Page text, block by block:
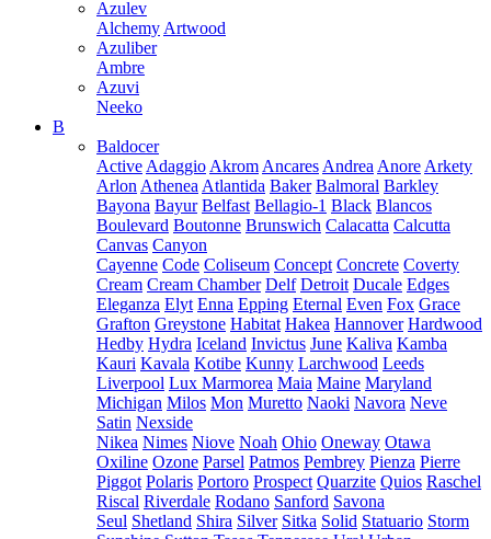
Azulev
Alchemy Artwood
Azuliber
Ambre
Azuvi
Neeko
B
Baldocer
Active Adaggio Akrom Ancares Andrea Anore Arkety
Arlon Athenea Atlantida Baker Balmoral Barkley
Bayona Bayur Belfast Bellagio-1 Black Blancos
Boulevard Boutonne Brunswich Calacatta Calcutta
Canvas Canyon
Cayenne Code Coliseum Concept Concrete Coverty
Cream Cream Chamber Delf Detroit Ducale Edges
Eleganza Elyt Enna Epping Eternal Even Fox Grace
Grafton Greystone Habitat Hakea Hannover Hardwood
Hedby Hydra Iceland Invictus June Kaliva Kamba
Kauri Kavala Kotibe Kunny Larchwood Leeds
Liverpool Lux Marmorea Maia Maine Maryland
Michigan Milos Mon Muretto Naoki Navora Neve
Satin Nexside
Nikea Nimes Niove Noah Ohio Oneway Otawa
Oxiline Ozone Parsel Patmos Pembrey Pienza Pierre
Piggot Polaris Portoro Prospect Quarzite Quios Raschel
Riscal Riverdale Rodano Sanford Savona
Seul Shetland Shira Silver Sitka Solid Statuario Storm